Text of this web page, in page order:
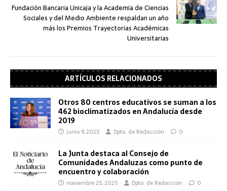
Fundación Bancaria Unicaja y la Academia de Ciencias
Sociales y del Medio Ambiente respaldan un año
más los Premios Trayectorias Académicas
Universitarias
ARTÍCULOS RELACIONADOS
Otros 80 centros educativos se suman a los
462 bioclimatizados en Andalucía desde
2019
junio 9, 2025 Dpto. de Redacción 0
La Junta destaca al Consejo de
Comunidades Andaluzas como punto de
encuentro y colaboración
noviembre 25, 2025 Dpto. de Redacción 0